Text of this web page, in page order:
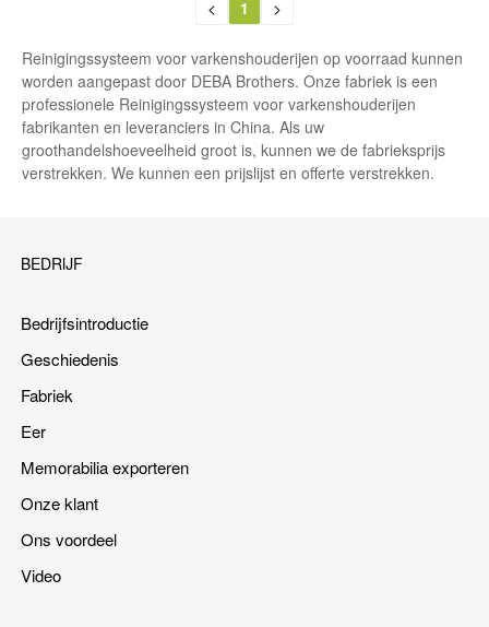
< 1 >
Reinigingssysteem voor varkenshouderijen op voorraad kunnen
worden aangepast door DEBA Brothers. Onze fabriek is een
professionele Reinigingssysteem voor varkenshouderijen
fabrikanten en leveranciers in China. Als uw
groothandelshoeveelheid groot is, kunnen we de fabrieksprijs
verstrekken. We kunnen een prijslijst en offerte verstrekken.
BEDRIJF
Bedrijfsintroductie
Geschiedenis
Fabriek
Eer
Memorabilia exporteren
Onze klant
Ons voordeel
Video